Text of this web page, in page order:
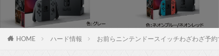
HOME ハード情報 お前らニンテンドースイッチわざわざ予